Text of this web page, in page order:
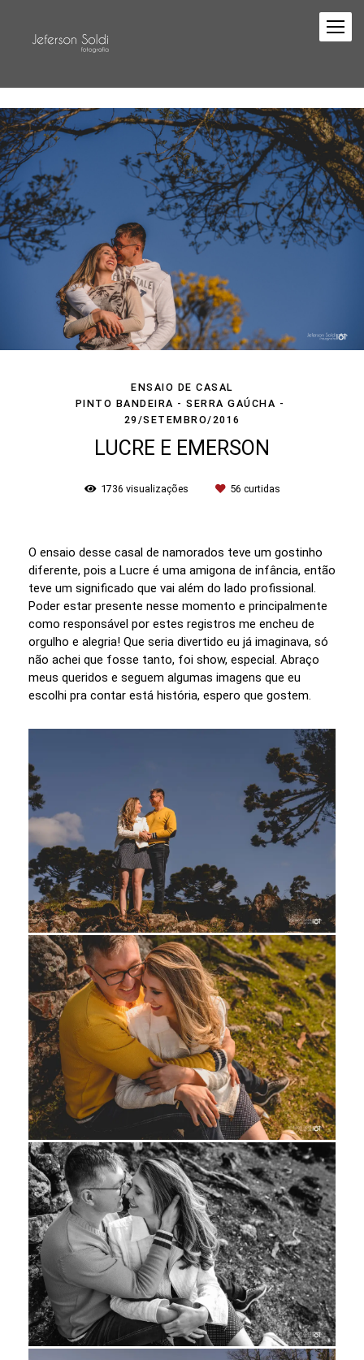
ENSAIO DE CASAL
PINTO BANDEIRA - SERRA GAÚCHA
29/SETEMBRO/2016
LUCRE E EMERSON
1736 visualizações 56 curtidas
O ensaio desse casal de namorados teve um gostinho
diferente, pois a Lucre é uma amigona de infância, então
teve um significado que vai além do lado profissional.
Poder estar presente nesse momento e principalmente
como responsável por estes registros me encheu de
orgulho e alegria! Que seria divertido eu já imaginava, só
não achei que fosse tanto, foi show, especial. Abraço
meus queridos e seguem algumas imagens que eu
escolhi pra contar está história, espero que gostem.